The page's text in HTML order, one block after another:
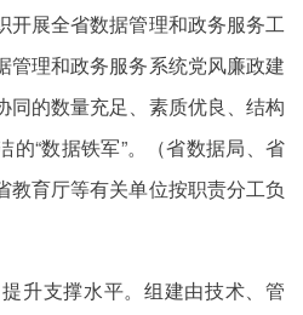
开展全省数据管理和政务服务工
管理和政务服务系统党风廉政建
同的数量充足、素质优良、结构
的“数据铁军”。（省数据局、省
教育厅等有关单位按职责分工负
支撑水平。组建由技术、管